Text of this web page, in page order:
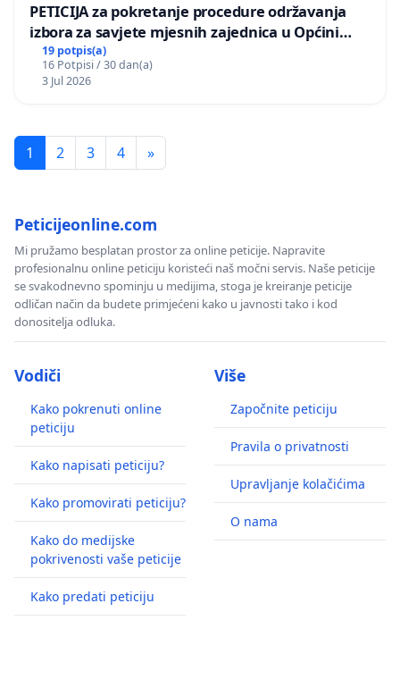
PETICIJA za pokretanje procedure održavanja
izbora za savjete mjesnih zajednica u Općini
Bugojno
19 potpis(a)
16 Potpisi / 30 dan(a)
3 Jul 2026
1 2 3 4 »
Peticijeonline.com
Mi pružamo besplatan prostor za online peticije. Napravite
profesionalnu online peticiju koristeći naš močni servis. Naše peticije
se svakodnevno spominju u medijima, stoga je kreiranje peticije
odličan način da budete primjećeni kako u javnosti tako i kod
donositelja odluka.
Vodiči
Kako pokrenuti online
peticiju
Kako napisati peticiju?
Kako promovirati peticiju?
Kako do medijske
pokrivenosti vaše peticije
Kako predati peticiju
Više
Započnite peticiju
Pravila o privatnosti
Upravljanje kolačićima
O nama